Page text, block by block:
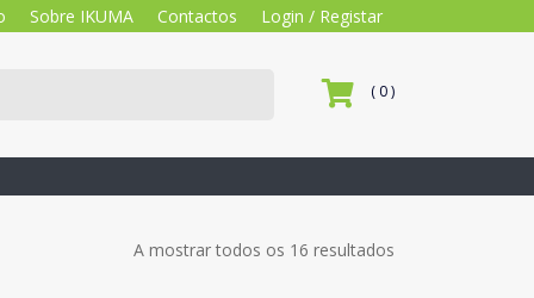
Sobre IKUMA Contactos Login / Registar
( 0 )
A mostrar todos os 16 resultados